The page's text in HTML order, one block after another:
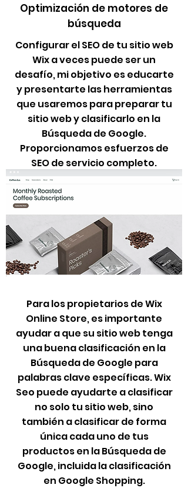
Para los propietarios de Wix
Online Store, es importante
ayudar a que su sitio web tenga
una buena clasificación en la
Búsqueda de Google para
palabras clave específicas. Wix
Seo puede ayudarte a clasificar
no solo tu sitio web, sino
también a clasificar de forma
única cada uno de tus
productos en la Búsqueda de
Google, incluida la clasificación
en Google Shopping.
Optimización de motores de
búsqueda
Configurar el SEO de tu sitio web
Wix a veces puede ser un
desafío, mi objetivo es educarte
y presentarte las herramientas
que usaremos para preparar tu
sitio web y clasificarlo en la
Búsqueda de Google.
Proporcionamos esfuerzos de
SEO de servicio completo.